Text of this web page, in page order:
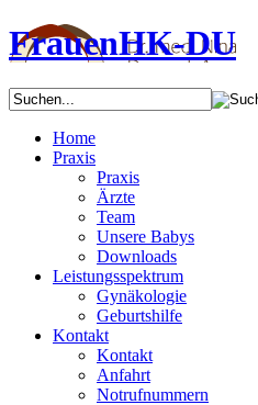
FrauenHK-DU
Home
Praxis
Praxis
Ärzte
Team
Unsere Babys
Downloads
Leistungsspektrum
Gynäkologie
Geburtshilfe
Kontakt
Kontakt
Anfahrt
Notrufnummern